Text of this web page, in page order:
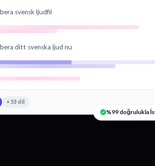
svensk ljudfil
ditt svenska ljud nu
+53 dil
%99 doğrulukla